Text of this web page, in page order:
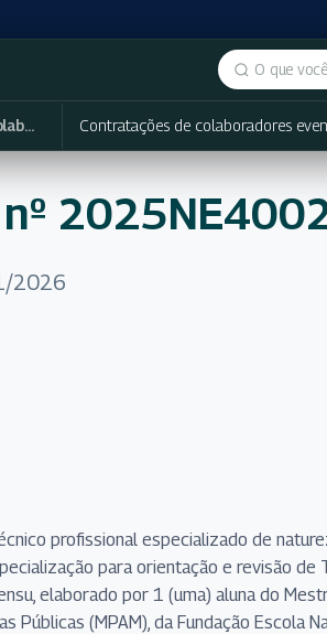
Buscar no
Contratações de colaboradores
2026
profissional especializado de
para orientação e revisão de
elaborado por 1 (uma) aluna do
Públicas (MPAM), da Fundação Escola